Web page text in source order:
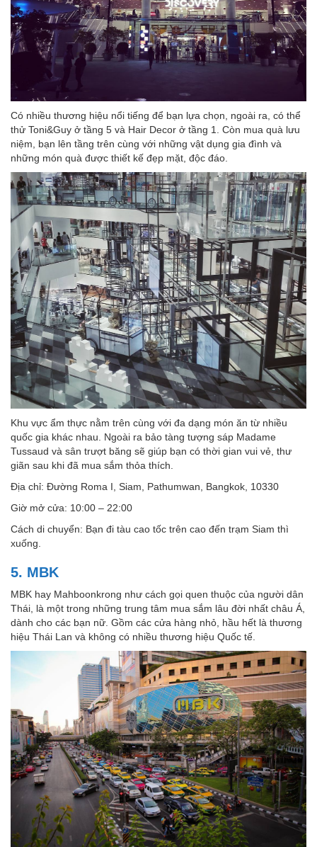
Có nhiều thương hiệu nổi tiếng để bạn lựa chọn, ngoài ra, có thể
thử Toni&Guy ở tầng 5 và Hair Decor ở tầng 1. Còn mua quà lưu
niệm, bạn lên tầng trên cùng với những vật dụng gia đình và
những món quà được thiết kế đẹp mặt, độc đáo.
Khu vực ẩm thực nằm trên cùng với đa dạng món ăn từ nhiều
quốc gia khác nhau. Ngoài ra bảo tàng tượng sáp Madame
Tussaud và sân trượt băng sẽ giúp bạn có thời gian vui vẻ, thư
giãn sau khi đã mua sắm thỏa thích.
Địa chỉ: Đường Roma I, Siam, Pathumwan, Bangkok, 10330
Giờ mở cửa: 10:00 – 22:00
Cách di chuyển: Bạn đi tàu cao tốc trên cao đến trạm Siam thì
xuống.
5. MBK
MBK hay Mahboonkrong như cách gọi quen thuộc của người dân
Thái, là một trong những trung tâm mua sắm lâu đời nhất châu Á,
dành cho các bạn nữ. Gồm các cửa hàng nhỏ, hầu hết là thương
hiệu Thái Lan và không có nhiều thương hiệu Quốc tế.